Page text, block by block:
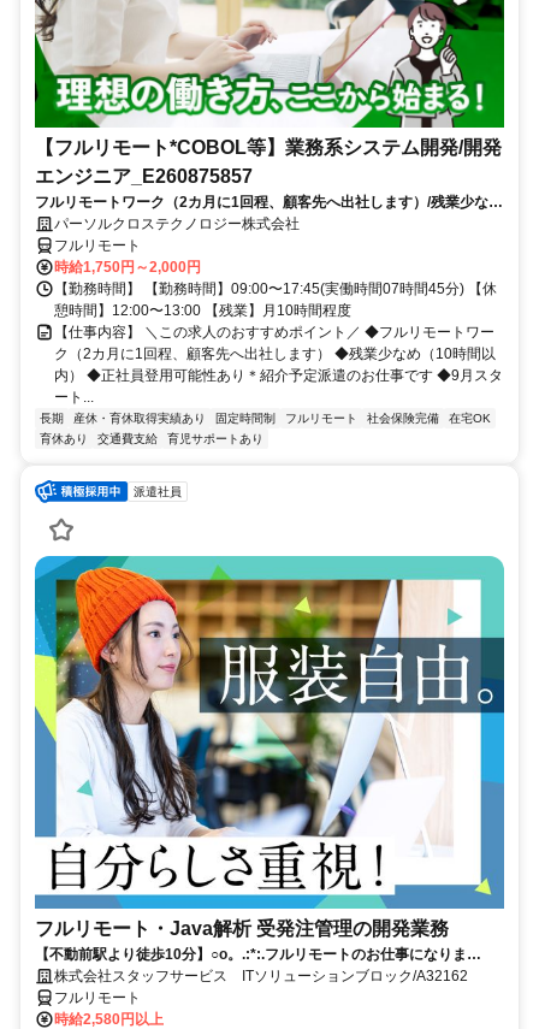
【フルリモート*COBOL等】業務系システム開発/開発
エンジニア_E260875857
フルリモートワーク（2カ月に1回程、顧客先へ出社します）/残業少なめ
（10時間以内）/正社員登用可能性あり＊紹介予定派遣のお仕事です/9月
スタート/経験を活かせます
パーソルクロステクノロジー株式会社
フルリモート
時給1,750円～2,000円
【勤務時間】 【勤務時間】09:00〜17:45(実働時間07時間45分) 【休
憩時間】12:00〜13:00 【残業】月10時間程度
【仕事内容】 ＼この求人のおすすめポイント／ ◆フルリモートワー
ク（2カ月に1回程、顧客先へ出社します） ◆残業少なめ（10時間以
内） ◆正社員登用可能性あり＊紹介予定派遣のお仕事です ◆9月スタ
ート...
長期 産休・育休取得実績あり 固定時間制 フルリモート 社会保険完備
在宅OK
育休あり
交通費支給 育児サポートあり
派遣社員
フルリモート・Java解析 受発注管理の開発業務
【不動前駅より徒歩10分】○o。.:*:.フルリモートのお仕事になりま
す.:*:.。o○ご応募お待ちしております！
株式会社スタッフサービス ITソリューションブロック/A32162
フルリモート
時給2,580円以上